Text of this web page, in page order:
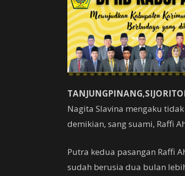
Nagita Slavina mengaku
demikian, sang suami, Raffi
Putra kedua pasangan Raffi
sudah berusia dua bulan